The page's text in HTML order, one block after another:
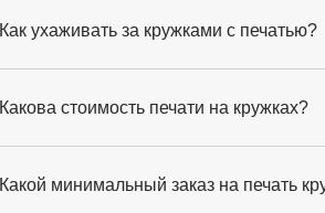
Как ухаживать за кружками с печатью?
Какова стоимость печати на кружках?
Какой минимальный заказ на печать